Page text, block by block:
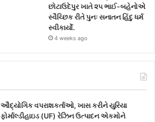
છોટાઉદેપુર ખાતે ૨૫ ભાઈ-બહેનોએ
સ્વૈચ્છિક રીતે પુનઃ સનાતન હિંદુ ધર્મ
સ્વીકાર્યો.
4 weeks ago
ઔદ્યોગિક વપરાશકર્તાઓ, ખાસ કરીને યુરિયા
ફોર્માલ્ડીહાઇડ (UF) રેઝિન ઉત્પાદન એકમોને